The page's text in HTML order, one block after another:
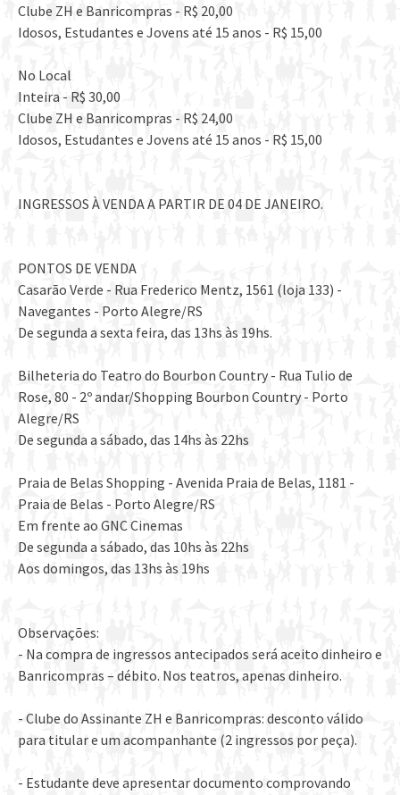
Clube ZH e Banricompras - R$ 20,00
Idosos, Estudantes e Jovens até 15 anos - R$ 15,00
No Local
Inteira - R$ 30,00
Clube ZH e Banricompras - R$ 24,00
Idosos, Estudantes e Jovens até 15 anos - R$ 15,00
INGRESSOS À VENDA A PARTIR DE 04 DE JANEIRO.
PONTOS DE VENDA
Casarão Verde - Rua Frederico Mentz, 1561 (loja 133) -
Navegantes - Porto Alegre/RS
De segunda a sexta feira, das 13hs às 19hs.
Bilheteria do Teatro do Bourbon Country - Rua Tulio de
Rose, 80 - 2º andar/Shopping Bourbon Country - Porto
Alegre/RS
De segunda a sábado, das 14hs às 22hs
Praia de Belas Shopping - Avenida Praia de Belas, 1181 -
Praia de Belas - Porto Alegre/RS
Em frente ao GNC Cinemas
De segunda a sábado, das 10hs às 22hs
Aos domingos, das 13hs às 19hs
Observações:
- Na compra de ingressos antecipados será aceito dinheiro e
Banricompras – débito. Nos teatros, apenas dinheiro.
- Clube do Assinante ZH e Banricompras: desconto válido
para titular e um acompanhante (2 ingressos por peça).
- Estudante deve apresentar documento comprovando